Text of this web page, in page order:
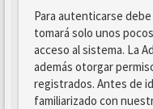
Para autenticarse
tomará solo unos
acceso al sistema. La
además otorgar
registrados. Antes de
familiarizado con